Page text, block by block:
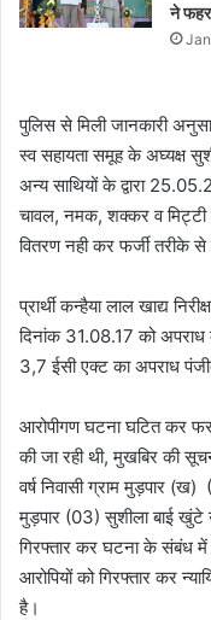
ने
पुलिस से मिली जानकारी
स्व सहायता समूह के अघ्यक्ष
अन्य साथियों के द्वारा
चावल, नमक, शक्कर व
वितरण नही कर फर्जी तरीके
प्रार्थी कन्हैया लाल खाद्य
दिनांक 31.08.17 को
3,7 ईसी एक्ट का अपराध
आरोपीगण घटना घटित कर
की जा रही थी, मुखबिर की
वर्ष निवासी ग्राम मुड़पार
मुड़पार (03) सुशीला बाई खुंटे
गिरफ्तार कर घटना के संबंध में
आरोपियों को गिरफ्तार कर
है।